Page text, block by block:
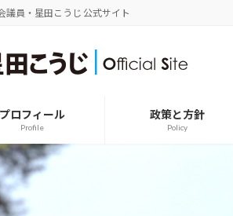
議員・星田こうじ 公式サイト
プロフィール
Profile
政策と方針
Policy